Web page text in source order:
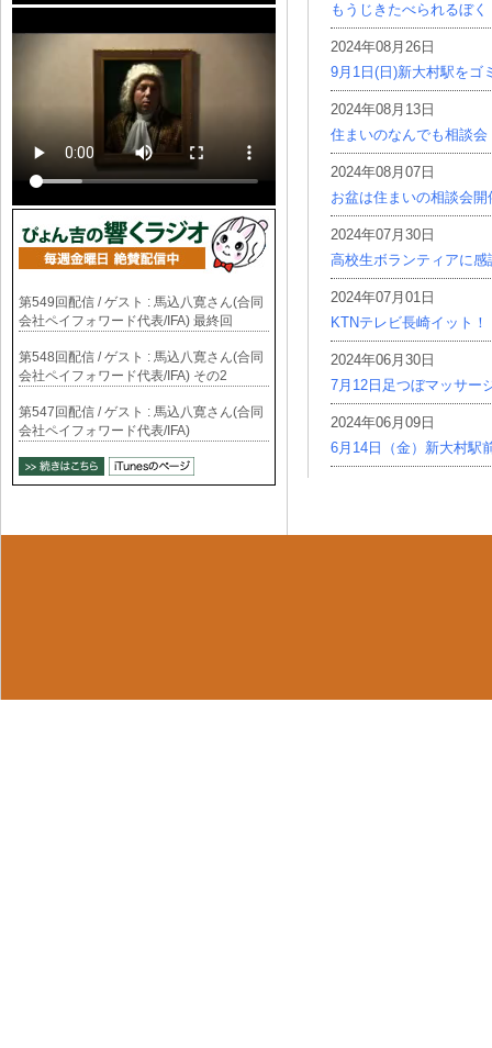
もうじきたべられるぼく
2024年08月26日
9月1日(日)新大村駅をゴ
2024年08月13日
住まいのなんでも相談会
2024年08月07日
お盆は住まいの相談会開
2024年07月30日
高校生ボランティアに感
2024年07月01日
KTNテレビ長崎イット！
2024年06月30日
7月12日足つぼマッサー
2024年06月09日
6月14日（金）新大村駅
第549回配信 / ゲスト : 馬込八寛さん(合同
会社ペイフォワード代表/IFA) 最終回
第548回配信 / ゲスト : 馬込八寛さん(合同
会社ペイフォワード代表/IFA) その2
第547回配信 / ゲスト : 馬込八寛さん(合同
会社ペイフォワード代表/IFA)